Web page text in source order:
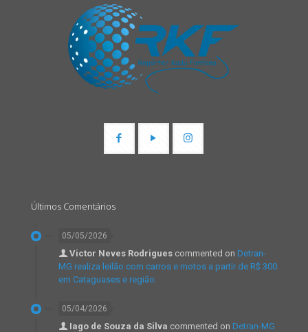
Últimos Comentários
05/05/2026
Victor Neves Rodrigues commented on Detran-
MG realiza leilão com carros e motos a partir de R$ 300
em Cataguases e região.
05/04/2026
Iago de Souza da Silva commented on Detran-MG